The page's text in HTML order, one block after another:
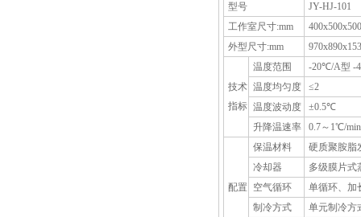
型号
JY-HJ-101
工作室尺寸:mm
400x500x500
外型尺寸:mm
技术
指标
温度范围
-20℃/A型 -
温度均匀度
≤2
温度波动度
±0.5℃
升降温速率
0.7～1℃/
配置
保温材料
硬质聚胺脂
冷却器
多级膜片式
空气循环
单循环、加
制冷方式
单元制冷方